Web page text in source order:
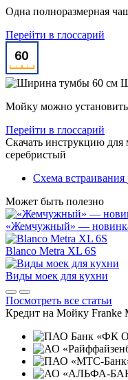
Одна полноразмерная
Перейти в глоссарий
Мойку можно
Перейти в глоссарий
Скачать инструкцию для
серебристый
Схема встраивания
Может быть полезно
«Жемчужный» —
Blanco Metra XL 6S
Виды моек для кухни
Посмотреть все статьи
Кредит на Мойку Franke